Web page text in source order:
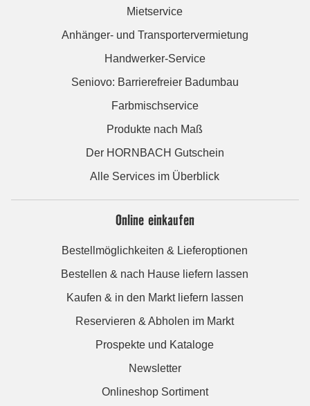
Mietservice
Anhänger- und Transportervermietung
Handwerker-Service
Seniovo: Barrierefreier Badumbau
Farbmischservice
Produkte nach Maß
Der HORNBACH Gutschein
Alle Services im Überblick
Online einkaufen
Bestellmöglichkeiten & Lieferoptionen
Bestellen & nach Hause liefern lassen
Kaufen & in den Markt liefern lassen
Reservieren & Abholen im Markt
Prospekte und Kataloge
Newsletter
Onlineshop Sortiment